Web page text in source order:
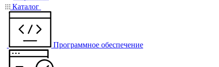
Каталог
Программное обеспечение